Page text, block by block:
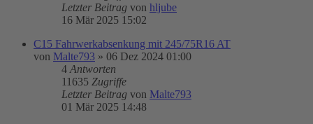
Letzter Beitrag von hljube
16 Mär 2025 15:02
C15 Fahrwerkabsenkung mit 245/75R16 AT
von Malte793 » 06 Dez 2024 01:00
4 Antworten
11635 Zugriffe
Letzter Beitrag von Malte793
01 Mär 2025 14:48